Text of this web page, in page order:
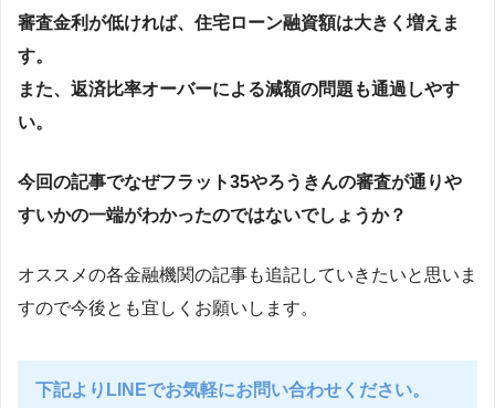
審査金利が低ければ、住宅ローン融資額は大きく増えま
す。
また、返済比率オーバーによる減額の問題も通過しやす
い。
今回の記事でなぜフラット35やろうきんの審査が通りや
すいかの一端がわかったのではないでしょうか？
オススメの各金融機関の記事も追記していきたいと思いま
すので今後とも宜しくお願いします。
下記よりLINEでお気軽にお問い合わせください。